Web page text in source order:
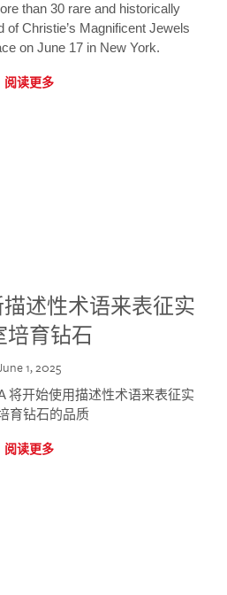
than 30 rare and historically
of Christie’s Magnificent Jewels
on June 17 in New York.
阅读更多
描述性术语来表征实
培育钻石
1, 2025
将开始使用描述性术语来表征实
育钻石的品质
阅读更多